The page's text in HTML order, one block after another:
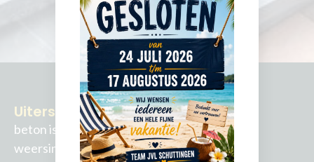
Uiterst duurzaam
beton is ongevoelig voor rot, schimmel en
weersinvloeden.